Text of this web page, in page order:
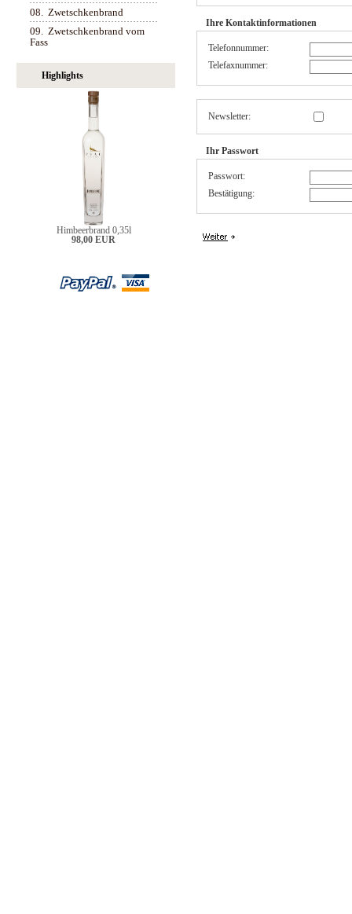
08. Zwetschkenbrand
09. Zwetschkenbrand vom
Fass
Highlights
Himbeerbrand 0,35l
98,00 EUR
Ihre Kontaktinformationen
Telefonnummer:
Telefaxnummer:
Newsletter:
Ihr Passwort
Passwort:
Bestätigung: